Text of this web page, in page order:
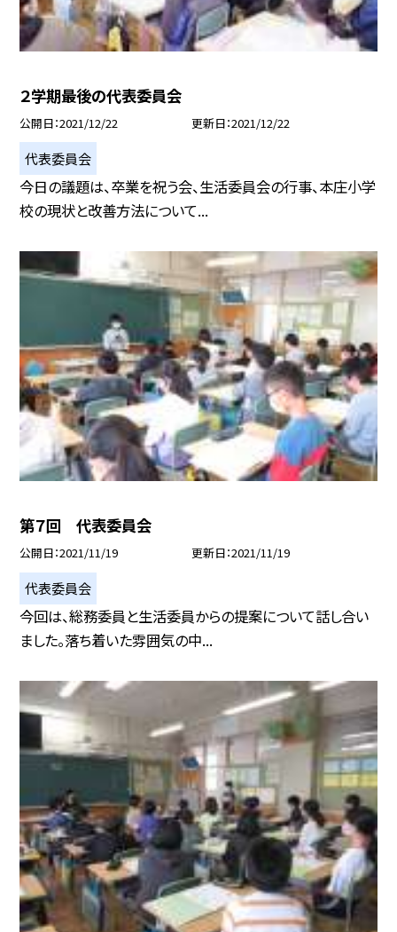
２学期最後の代表委員会
公開日 2021/12/22 更新日 2021/12/22
代表委員会
今日の議題は、卒業を祝う会、生活委員会の行事、本庄小学
校の現状と改善方法について...
第７回 代表委員会
公開日 2021/11/19 更新日 2021/11/19
代表委員会
今回は、総務委員と生活委員からの提案について話し合い
ました。落ち着いた雰囲気の中...